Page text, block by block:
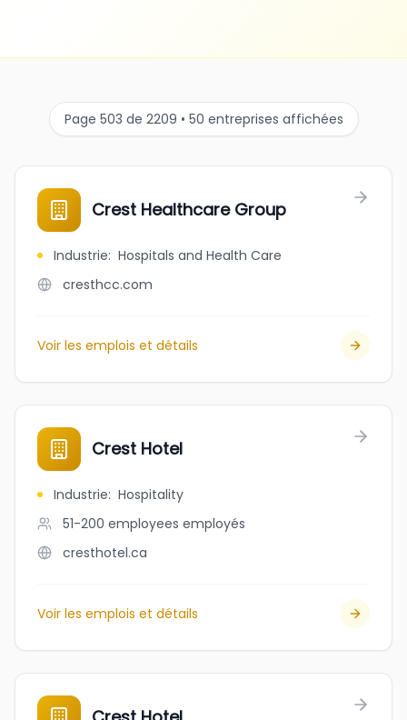
Page 503 de 2209 • 50 entreprises affichées
Crest Healthcare Group
Industrie: Hospitals and Health Care
cresthcc.com
Voir les emplois et détails
Crest Hotel
Industrie: Hospitality
51-200 employees employés
cresthotel.ca
Voir les emplois et détails